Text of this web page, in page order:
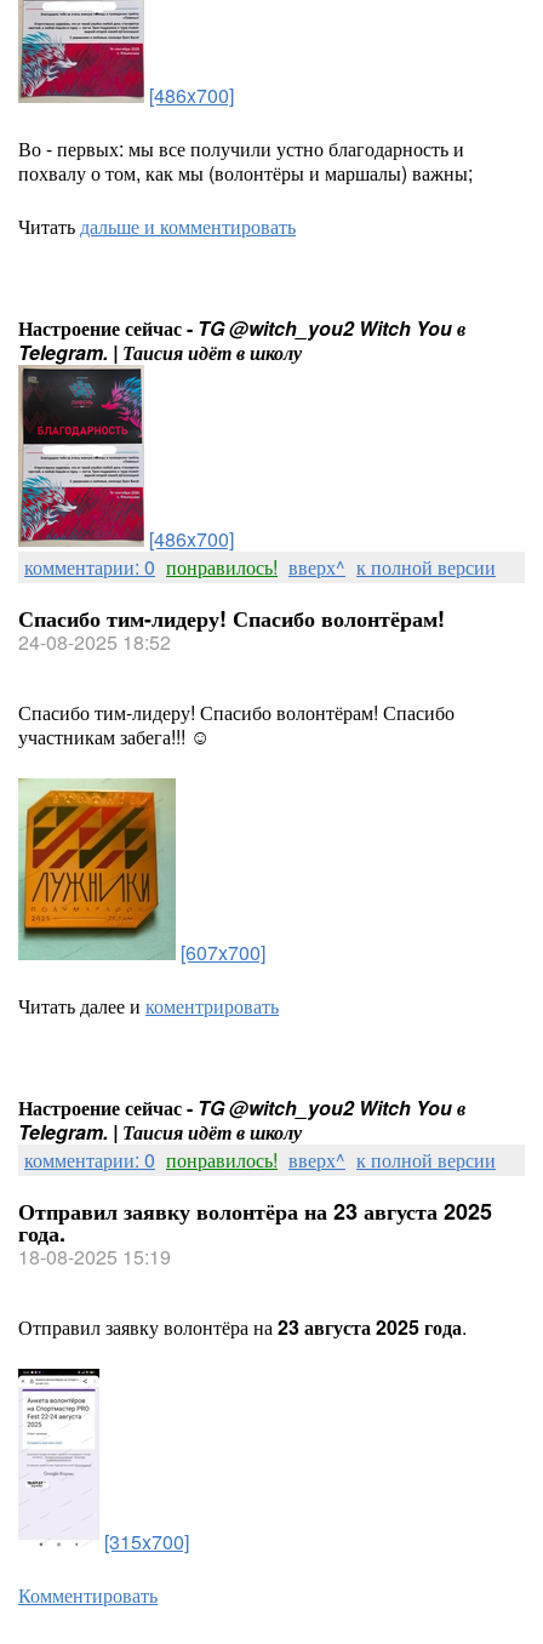
[486x700]
Во - первых: мы все получили устно благодарность и
похвалу о том, как мы (волонтёры и маршалы) важны;
Читатьдальше и комментировать
Настроение сейчас - TG @witch_you2 Witch You в
Telegram. | Таисия идёт в школу
[486x700]
комментарии: 0 понравилось! вверх^ к полной версии
Спасибо тим-лидеру! Спасибо волонтёрам!
24-08-2025 18:52
Спасибо тим-лидеру! Спасибо волонтёрам! Спасибо
участникам забега!!! ☺️
[607x700]
Читать далее и коментрировать
Настроение сейчас - TG @witch_you2 Witch You в
Telegram. | Таисия идёт в школу
комментарии: 0 понравилось! вверх^ к полной версии
Отправил заявку волонтёра на 23 августа 2025
года.
18-08-2025 15:19
Отправил заявку волонтёра на23 августа 2025 года.
[315x700]
Комментировать